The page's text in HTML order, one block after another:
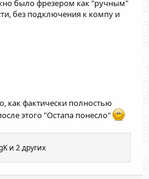
с
было фрезером как "ручным"
без подключения к компу и
как фактически полностью
этого "Остапа понесло"
и 2 других